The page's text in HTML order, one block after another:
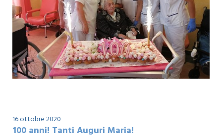
16 ottobre 2020
100 anni! Tanti Auguri Maria!